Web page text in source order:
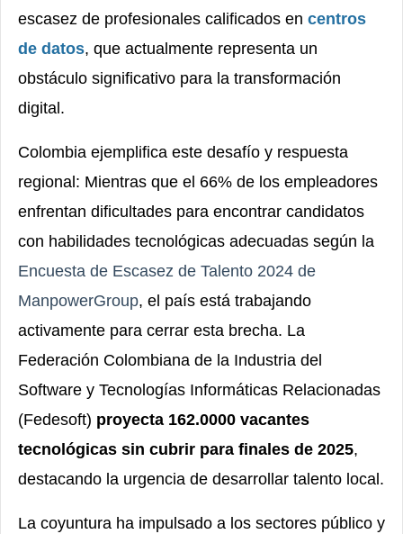
escasez de profesionales calificados en centros
de datos, que actualmente representa un
obstáculo significativo para la transformación
digital.
Colombia ejemplifica este desafío y respuesta
regional: Mientras que el 66% de los empleadores
enfrentan dificultades para encontrar candidatos
con habilidades tecnológicas adecuadas según la
Encuesta de Escasez de Talento 2024 de
ManpowerGroup, el país está trabajando
activamente para cerrar esta brecha. La
Federación Colombiana de la Industria del
Software y Tecnologías Informáticas Relacionadas
(Fedesoft) proyecta 162.0000 vacantes
tecnológicas sin cubrir para finales de 2025,
destacando la urgencia de desarrollar talento local.
La coyuntura ha impulsado a los sectores público y